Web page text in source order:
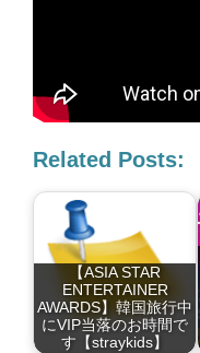
Related Posts:
【ASIA STAR
ENTERTAINER
AWARDS】韓国旅行中
にVIP当落のお時間で
す【straykids】